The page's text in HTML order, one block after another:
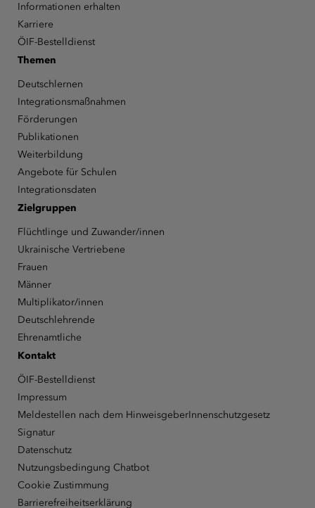
Informationen erhalten
Karriere
ÖIF-Bestelldienst
Themen
Deutschlernen
Integrationsmaßnahmen
Förderungen
Publikationen
Weiterbildung
Angebote für Schulen
Integrationsdaten
Zielgruppen
Flüchtlinge und Zuwander/innen
Ukrainische Vertriebene
Frauen
Männer
Multiplikator/innen
Deutschlehrende
Ehrenamtliche
Kontakt
ÖIF-Bestelldienst
Impressum
Meldestellen nach dem HinweisgeberInnenschutzgesetz
Signatur
Datenschutz
Nutzungsbedingung Chatbot
Cookie Zustimmung
Barrierefreiheitserklärung